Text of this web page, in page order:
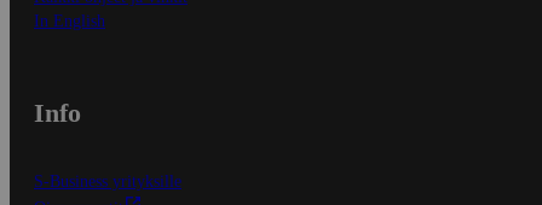
In English
Info
S-Business yrityksille